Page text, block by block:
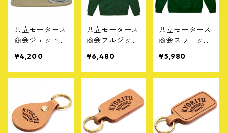
共立モータース
商会ジェットキ
ーキ
¥4,200
共立モータース
商会フルジップ
グリーン
¥6,480
共立モータース
商会スウェット
¥5,980